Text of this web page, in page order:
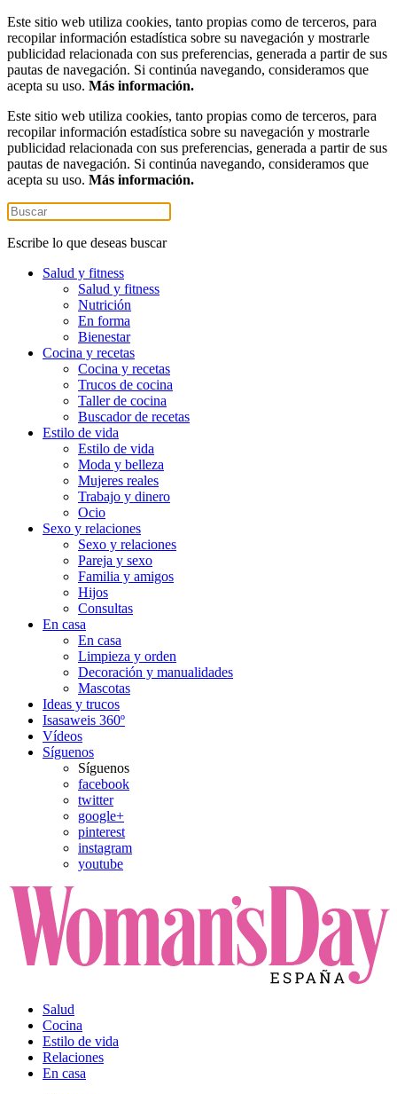
Este sitio web utiliza cookies, tanto propias como de terceros, para
recopilar información estadística sobre su navegación y mostrarle
publicidad relacionada con sus preferencias, generada a partir de sus
pautas de navegación. Si continúa navegando, consideramos que
acepta su uso. Más información.
Este sitio web utiliza cookies, tanto propias como de terceros, para
recopilar información estadística sobre su navegación y mostrarle
publicidad relacionada con sus preferencias, generada a partir de sus
pautas de navegación. Si continúa navegando, consideramos que
acepta su uso. Más información.
Escribe lo que deseas buscar
Salud y fitness
Salud y fitness
Nutrición
En forma
Bienestar
Cocina y recetas
Cocina y recetas
Trucos de cocina
Taller de cocina
Buscador de recetas
Estilo de vida
Estilo de vida
Moda y belleza
Mujeres reales
Trabajo y dinero
Ocio
Sexo y relaciones
Sexo y relaciones
Pareja y sexo
Familia y amigos
Hijos
Consultas
En casa
En casa
Limpieza y orden
Decoración y manualidades
Mascotas
Ideas y trucos
Isasaweis 360º
Vídeos
Síguenos
Síguenos
facebook
twitter
google+
pinterest
instagram
youtube
Salud
Cocina
Estilo de vida
Relaciones
En casa